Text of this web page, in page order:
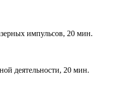
импульсов, 20 мин.
деятельности, 20 мин.